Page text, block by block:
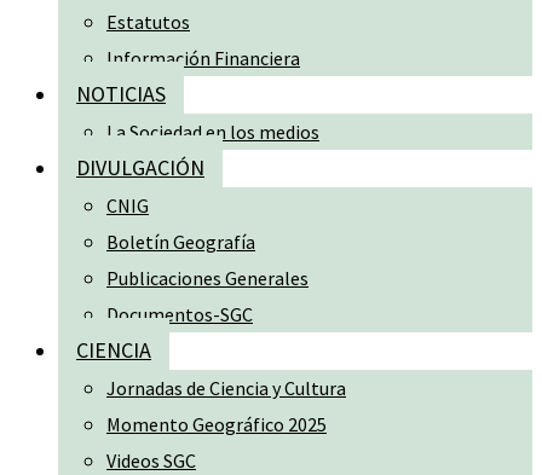
Estatutos
Información Financiera
NOTICIAS
La Sociedad en los medios
DIVULGACIÓN
CNIG
Boletín Geografía
Publicaciones Generales
Documentos-SGC
CIENCIA
Jornadas de Ciencia y Cultura
Momento Geográfico 2025
Videos SGC